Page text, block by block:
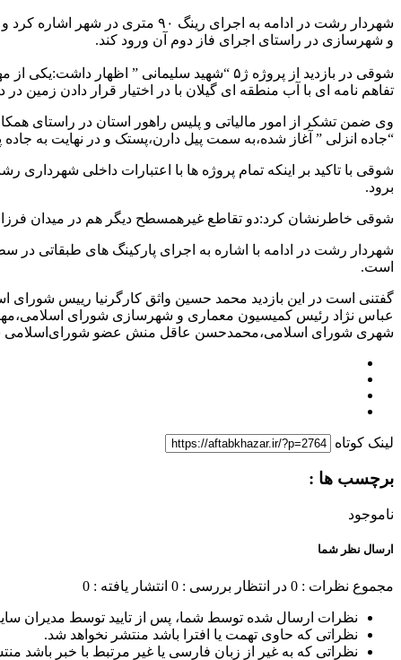
و شهرسازی در راستای اجرای فاز دوم آن ورود کند.
تفاهم نامه ای با آب منطقه ای گیلان با در اختیار قرار دادن
“جاده انزلی ” آغاز شده،به سمت پیل دارن،پستک و در نهایت به جاده
برود.
شوقی خاطرنشان کرد:دو تقاطع غیرهمسطح دیگر هم در میدان
شهردار رشت در ادامه با اشاره به اجرای پارکینگ های طبقاتی
است.
گفتنی است در این بازدید محمد حسین واثق کارگرنیا رییس
عباس نژاد رئیس کمیسیون معماری و شهرسازی شورای
شهری شورای اسلامی،محمدحسن عاقل منش عضو شورای‌اسلامی
لینک کوتاه
برچسب ها :
ناموجود
ارسال نظر شما
مجموع نظرات : 0 در انتظار بررسی : 0 انتشار یافته : 0
نظرات ارسال شده توسط شما، پس از تایید توسط مدیران
نظراتی که حاوی تهمت یا افترا باشد منتشر نخواهد شد.
نظراتی که به غیر از زبان فارسی یا غیر مرتبط با خبر باشد